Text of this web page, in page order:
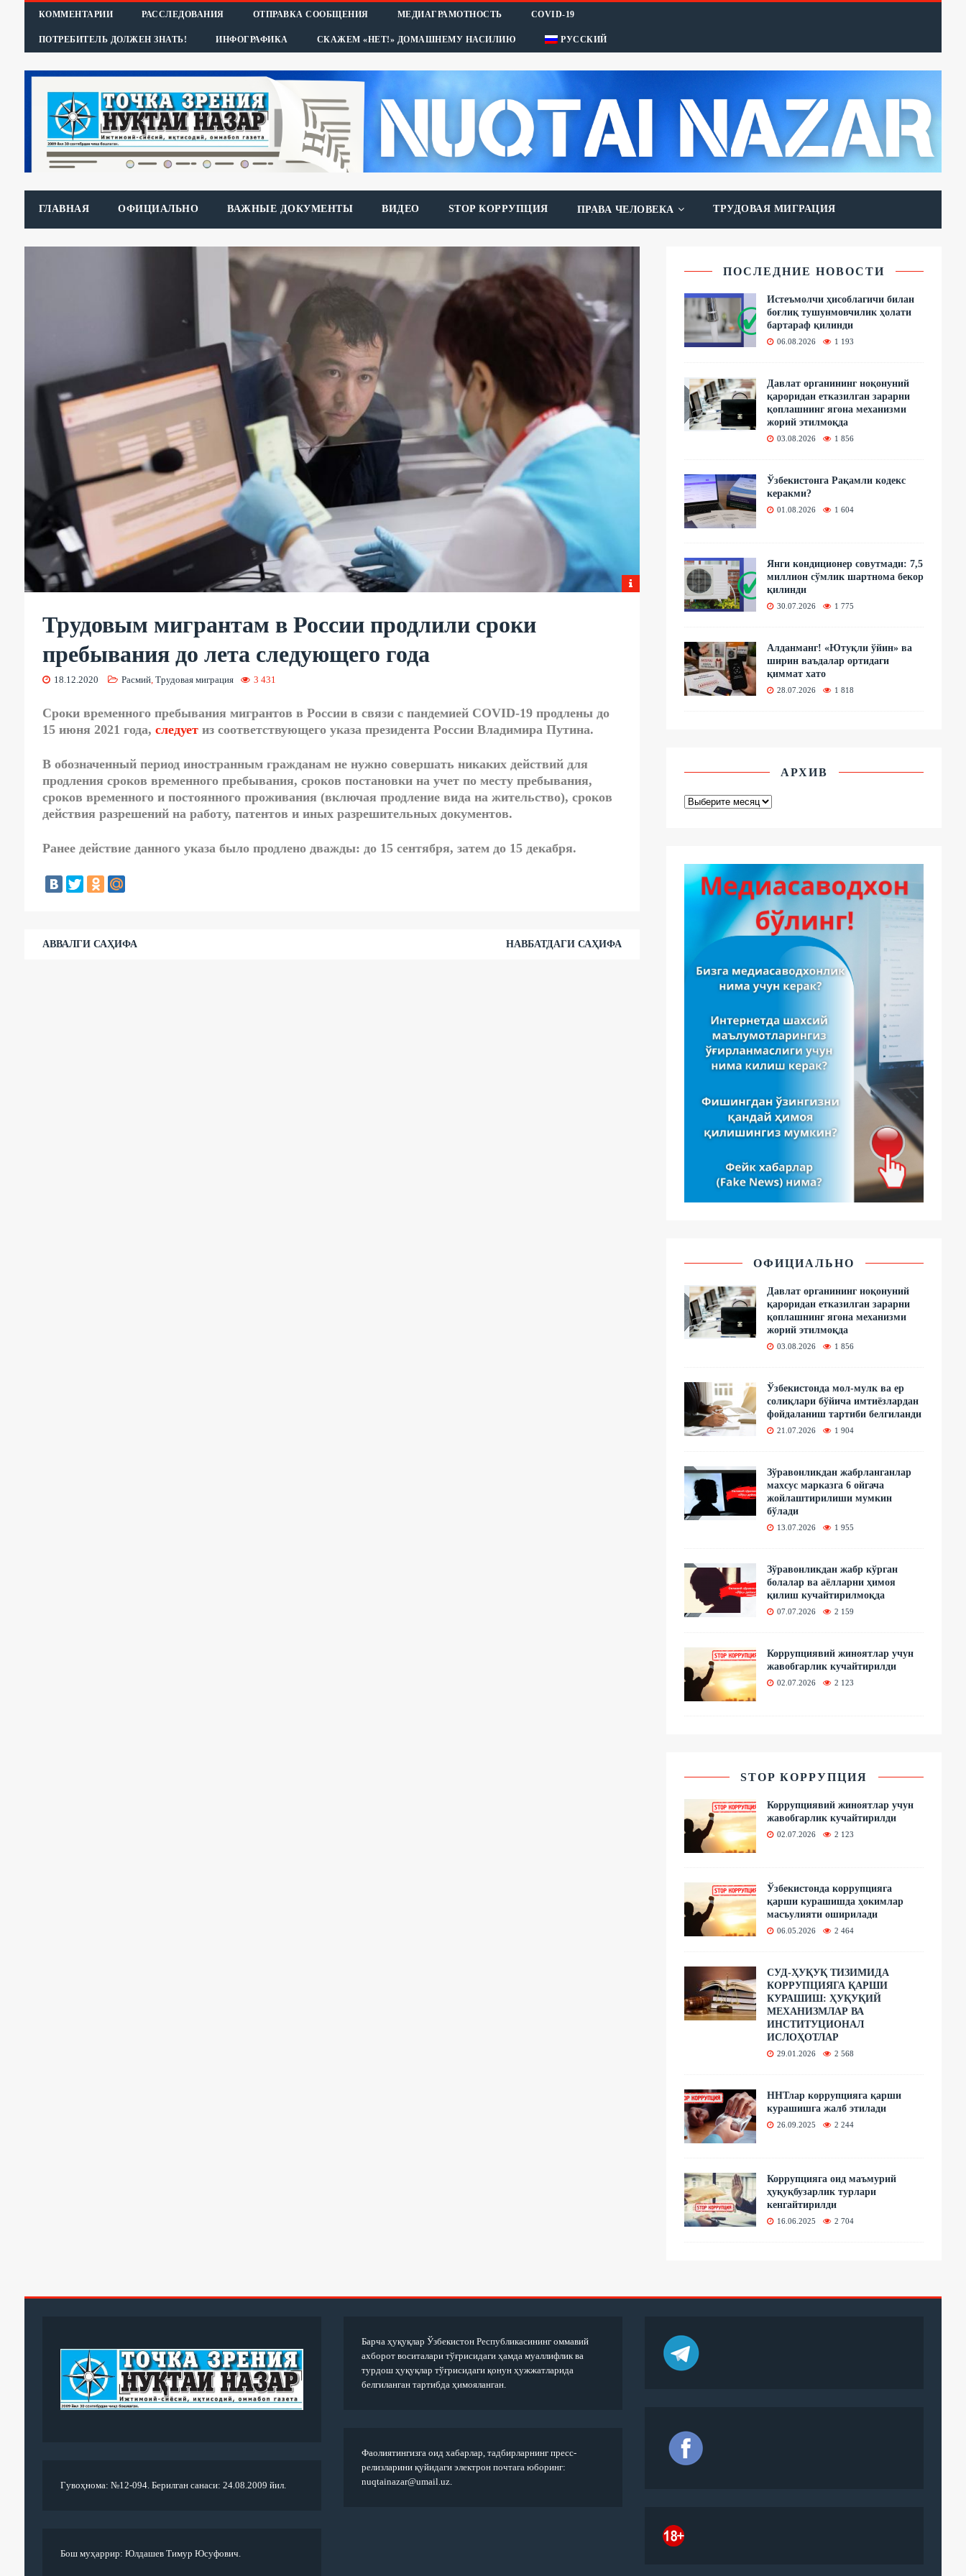
КОММЕНТАРИИ РАССЛЕДОВАНИЯ ОТПРАВКА СООБЩЕНИЯ МЕДИАГРАМОТНОСТЬ COVID-19
ПОТРЕБИТЕЛЬ ДОЛЖЕН ЗНАТЬ! ИНФОГРАФИКА СКАЖЕМ «НЕТ!» ДОМАШНЕМУ НАСИЛИЮ РУССКИЙ
ГЛАВНАЯ ОФИЦИАЛЬНО ВАЖНЫЕ ДОКУМЕНТЫ ВИДЕО STOP КОРРУПЦИЯ ПРАВА ЧЕЛОВЕКА ТРУДОВАЯ МИГРАЦИЯ
Трудовым мигрантам в России продлили сроки
пребывания до лета следующего года
18.12.2020 Расмий, Трудовая миграция 3 431
Сроки временного пребывания мигрантов в России в связи с пандемией COVID-19 продлены до
15 июня 2021 года, следуетиз соответствующего указа президента России Владимира Путина.
В обозначенный период иностранным гражданам не нужно совершать никаких действий для
продления сроков временного пребывания, сроков постановки на учет по месту пребывания,
сроков временного и постоянного проживания (включая продление вида на жительство), сроков
действия разрешений на работу, патентов и иных разрешительных документов.
Ранее действие данного указа было продлено дважды: до 15 сентября, затем до 15 декабря.
АВВАЛГИ САҲИФА НАВБАТДАГИ САҲИФА
ПОСЛЕДНИЕ НОВОСТИ
Истеъмолчи ҳисоблагичи билан
боғлиқ тушунмовчилик ҳолати
бартараф қилинди
06.08.2026 1 193
Давлат органининг ноқонуний
қароридан етказилган зарарни
қоплашнинг ягона механизми
жорий этилмоқда
03.08.2026 1 856
Ўзбекистонга Рақамли кодекс
керакми?
01.08.2026 1 604
Янги кондиционер совутмади: 7,5
миллион сўмлик шартнома бекор
қилинди
30.07.2026 1 775
Алданманг! «Ютуқли ўйин» ва
ширин ваъдалар ортидаги
қиммат хато
28.07.2026 1 818
АРХИВ
ОФИЦИАЛЬНО
Давлат органининг ноқонуний
қароридан етказилган зарарни
қоплашнинг ягона механизми
жорий этилмоқда
03.08.2026 1 856
Ўзбекистонда мол-мулк ва ер
солиқлари бўйича имтиёзлардан
фойдаланиш тартиби белгиланди
21.07.2026 1 904
Зўравонликдан жабрланганлар
махсус марказга 6 ойгача
жойлаштирилиши мумкин
бўлади
13.07.2026 1 955
Зўравонликдан жабр кўрган
болалар ва аёлларни ҳимоя
қилиш кучайтирилмоқда
07.07.2026 2 159
Коррупциявий жиноятлар учун
жавобгарлик кучайтирилди
02.07.2026 2 123
STOP КОРРУПЦИЯ
Коррупциявий жиноятлар учун
жавобгарлик кучайтирилди
02.07.2026 2 123
Ўзбекистонда коррупцияга
қарши курашишда ҳокимлар
масъулияти оширилади
06.05.2026 2 464
СУД-ҲУҚУҚ ТИЗИМИДА
КОРРУПЦИЯГА ҚАРШИ
КУРАШИШ: ҲУҚУҚИЙ
МЕХАНИЗМЛАР ВА
ИНСТИТУЦИОНАЛ
ИСЛОҲОТЛАР
29.01.2026 2 568
ННТлар коррупцияга қарши
курашишга жалб этилади
26.09.2025 2 244
Коррупцияга оид маъмурий
ҳуқуқбузарлик турлари
кенгайтирилди
16.06.2025 2 704
Гувоҳнома: №12-094. Берилган санаси: 24.08.2009 йил.
Бош муҳаррир: Юлдашев Тимур Юсуфович.
Барча ҳуқуқлар Ўзбекистон Республикасининг оммавий
ахборот воситалари тўғрисидаги ҳамда муаллифлик ва
турдош ҳуқуқлар тўғрисидаги қонун ҳужжатларида
белгиланган тартибда ҳимояланган.
Фаолиятингизга оид хабарлар, тадбирларнинг пресс-
релизларини қуйидаги электрон почтага юборинг:
nuqtainazar@umail.uz.